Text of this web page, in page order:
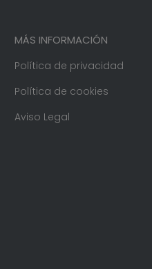
MÁS INFORMACIÓN
Política de privacidad
Política de cookies
Aviso Legal